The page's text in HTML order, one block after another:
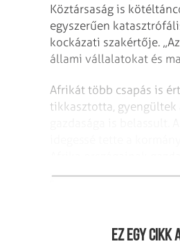
Köztársaság is
egyszerűen
kockázati szakértője.
állami vállalatokat és
Afrikát több csapás is
tikkasztotta, gyengültek
százalékos volt. Ennek
Ez egy